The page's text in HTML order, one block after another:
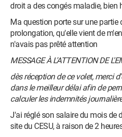
droit a des congés maladie, bien
Ma question porte sur une partie
prolongation, qu'elle vient de
n'avais pas prêté attention
MESSAGE À L'ATTENTION DE
dès réception de ce volet, merci
dans le meilleur délai afin de
calculer les indemnités
J'ai réglé son salaire du mois de
site du CESU, à raison de 2